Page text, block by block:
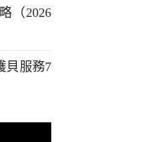
（2026
貝服務7